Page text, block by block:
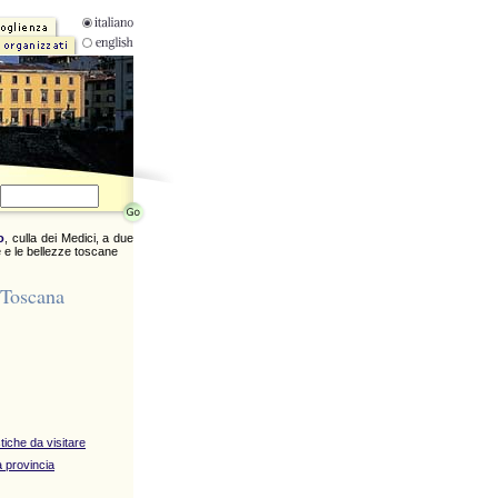
, culla dei Medici, a due
e le bellezze toscane
da visitare
provincia